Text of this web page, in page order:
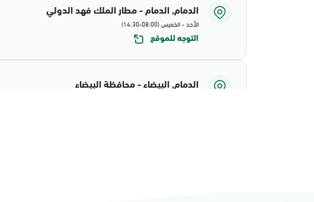
الدمام, الدمام - مطار الملك فهد الدولي
الأحد - الخميس (08:00-14:30)
التوجه للموقع
الدمام, البيضاء - محافظة البيضاء